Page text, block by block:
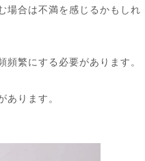
場合は不満を感じるかもしれ
繁にする必要があります。
ります。